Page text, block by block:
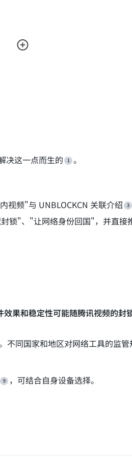
决这一点而生的
。
视频"与 UNBLOCKCN 关联介绍
锁"、"让网络身份回国"，并直接
效果和稳定性可能随腾讯视频的封
不同国家和地区对网络工具的监
，可结合自身设备选择。